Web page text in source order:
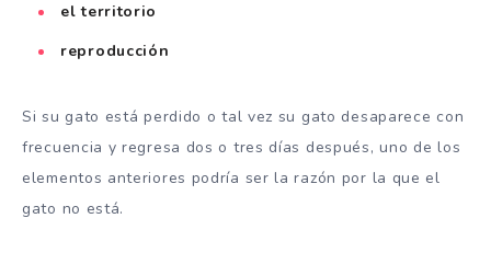
el territorio
reproducción
Si su gato está perdido o tal vez su gato desaparece con
frecuencia y regresa dos o tres días después, uno de los
elementos anteriores podría ser la razón por la que el
gato no está.